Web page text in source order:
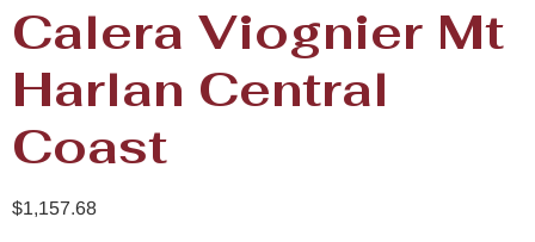
Calera Viognier Mt
Harlan Central
Coast
$1,157.68